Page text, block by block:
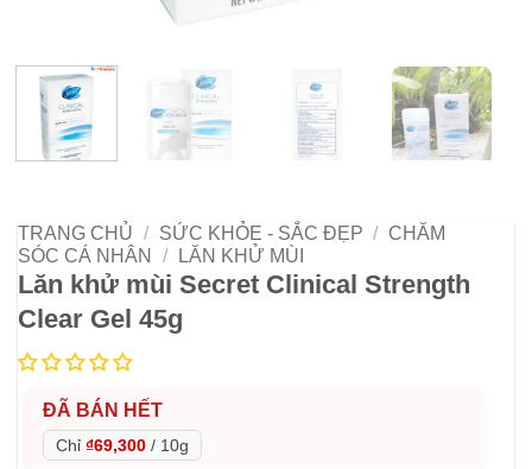
TRANG CHỦ / SỨC KHỎE - SẮC ĐẸP / CHĂM
SÓC CÁ NHÂN
/ LĂN KHỬ MÙI
Lăn khử mùi Secret Clinical Strength
Clear Gel 45g
ĐÃ BÁN HẾT
Chỉ ₫69,300 / 10g